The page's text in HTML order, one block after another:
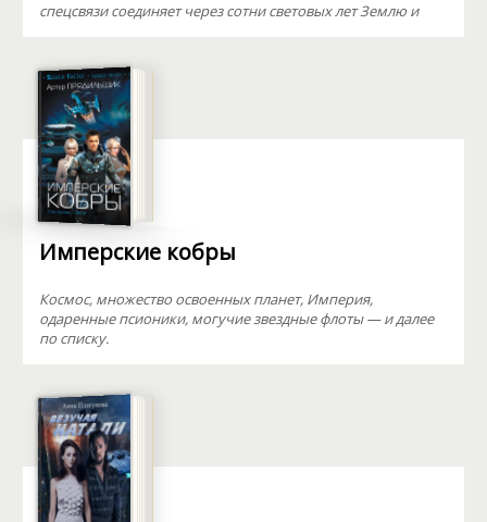
спецсвязи соединяет через сотни световых лет Землю и
Имперские кобры
Космос, множество освоенных планет, Империя,
одаренные псионики, могучие звездные флоты — и далее
по списку.